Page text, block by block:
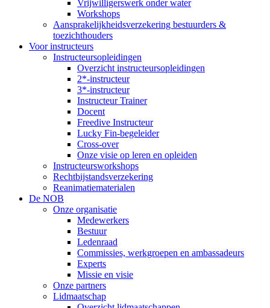
Vrijwilligerswerk onder water
Workshops
Aansprakelijkheidsverzekering bestuurders &
toezichthouders
Voor instructeurs
Instructeursopleidingen
Overzicht instructeursopleidingen
2*-instructeur
3*-instructeur
Instructeur Trainer
Docent
Freedive Instructeur
Lucky Fin-begeleider
Cross-over
Onze visie op leren en opleiden
Instructeursworkshops
Rechtbijstandsverzekering
Reanimatiematerialen
De NOB
Onze organisatie
Medewerkers
Bestuur
Ledenraad
Commissies, werkgroepen en ambassadeurs
Experts
Missie en visie
Onze partners
Lidmaatschap